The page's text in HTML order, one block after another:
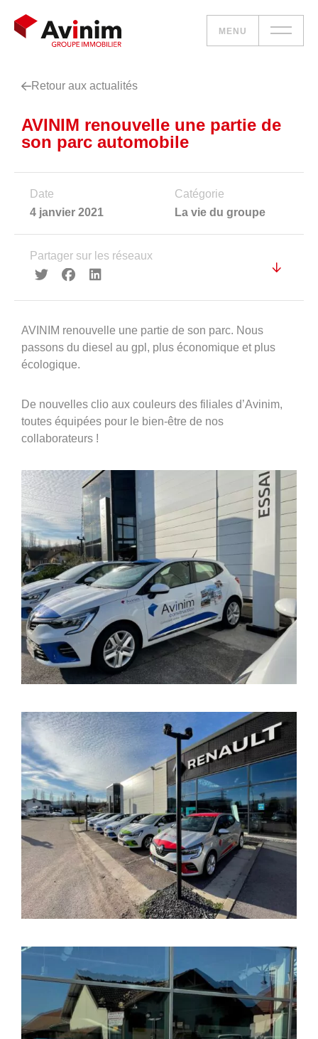
MENU
Vos besoins
Nos solutions
Le groupe
Réalisations
Nous rejoindre
360°
À propos
Actualités
Découvrir Avinim
Ensemble en confiance
Groupe Avinim
Lundi au vendredi ( 8h00 – 17h00 )
Avinim Construction
03 29 29 09 97
Lundi au vendredi ( 8h00 – 17h00 )
Retour aux actualités
AVINIM renouvelle une partie de
son parc automobile
Date
4 janvier 2021
Catégorie
La vie du groupe
Partager sur les réseaux
AVINIM renouvelle une partie de son parc. Nous
passons du diesel au gpl, plus économique et plus
écologique.
De nouvelles clio aux couleurs des filiales d’Avinim,
toutes équipées pour le bien-être de nos
collaborateurs !